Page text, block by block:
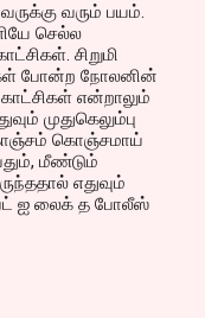
வரும் பயம்.
செல்ல
சிறுமி
போன்ற நோலனின்
என்றாலும்
முதுகெலும்பு
கொஞ்சமாய்
மீண்டும்
எதுவும்
பட் ஐ லைக் த போலீஸ்